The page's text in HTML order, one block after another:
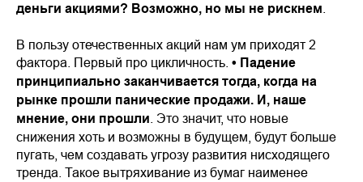
деньги акциями? Возможно, но мы не рискнем
В пользу отечественных акций нам ум приходят 2
фактора. Первый про цикличность. • Падение
принципиально заканчивается тогда, когда на
рынке прошли панические продажи. И, наше
мнение, они прошли . Это значит, что новые
снижения хоть и возможны в будущем, будут больше
пугать, чем создавать угрозу развития нисходящего
тренда. Такое вытряхивание из бумаг наименее